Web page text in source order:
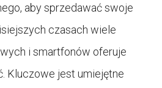
aby sprzedawać swoje
czasach wiele
i smartfonów oferuje
Kluczowe jest umiejętne